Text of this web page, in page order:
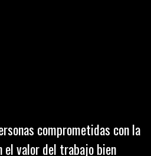
comprometidas con la
el valor del trabajo bien